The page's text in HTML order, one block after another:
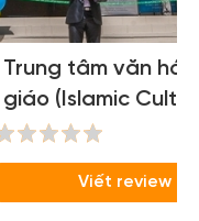
Trung tâm văn hóa
giáo (Islamic
Center )
Viết review